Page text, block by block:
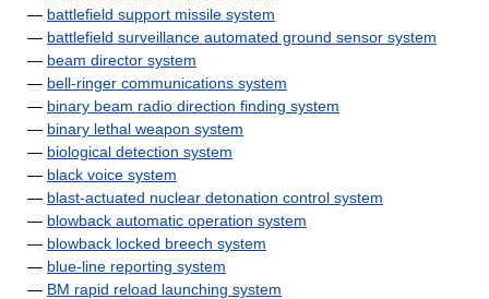
— battlefield support missile system
— battlefield surveillance automated ground sensor system
— beam director system
— bell-ringer communications system
— binary beam radio direction finding system
— binary lethal weapon system
— biological detection system
— black voice system
— blast-actuated nuclear detonation control system
— blowback automatic operation system
— blowback locked breech system
— blue-line reporting system
— BM rapid reload launching system